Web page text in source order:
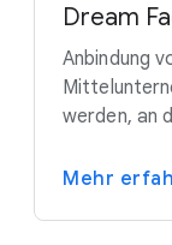
Dream
Anbindung
werden, an
Mehr